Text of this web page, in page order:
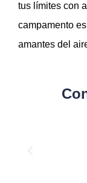
tus límites con
campamento
amantes del